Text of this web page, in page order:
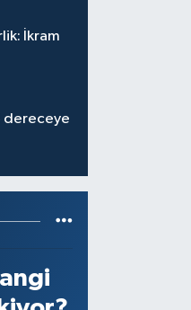
İkram
dereceye